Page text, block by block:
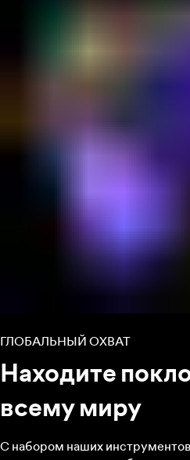
ГЛОБАЛЬНЫЙ ОХВАТ
Находите
всему миру
С набором наших